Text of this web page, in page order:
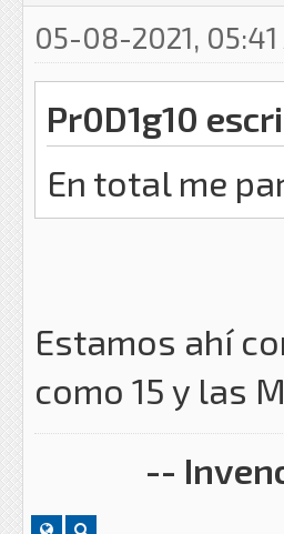
05-08-2021, 05:41
Pr0D1g10
En total me
Estamos ahí
como 15 y las
--